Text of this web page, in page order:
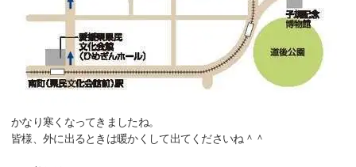
かなり寒くなってきましたね。
皆様、外に出るときは暖かくして出てくださいね＾＾